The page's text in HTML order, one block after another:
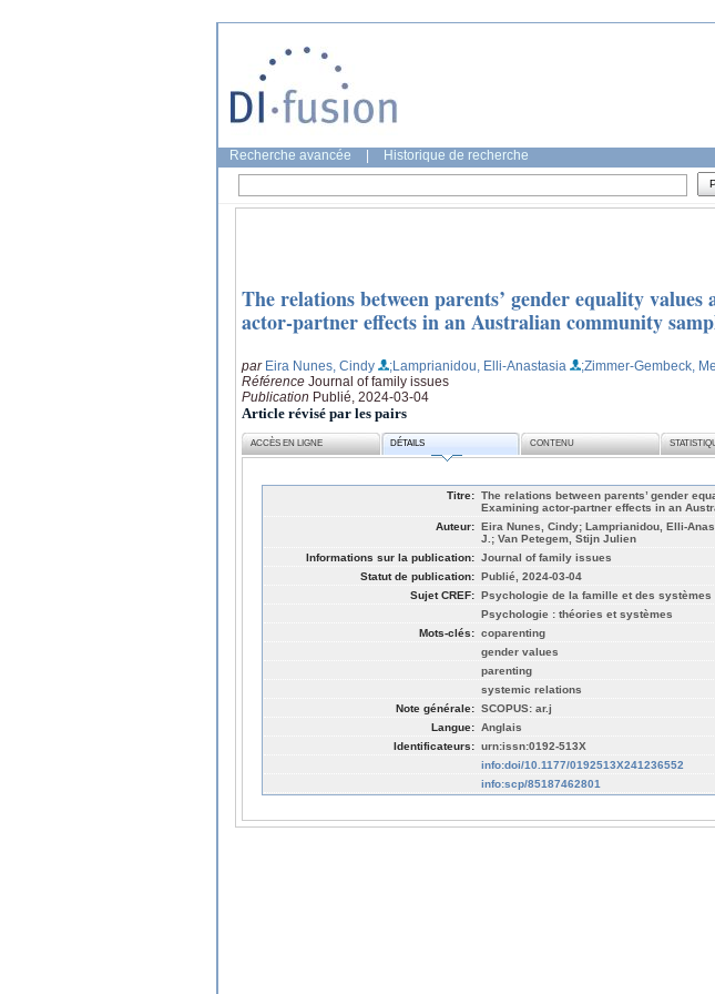
Recherche avancée Historique de recherche
The relations between parents’ gender equality
actor-partner effects in an Australian community
par Eira Nunes, Cindy ;Lamprianidou, Elli-Anastasia ;Zimmer-Gembeck,
Référence Journal of family issues
Publication Publié, 2024-03-04
Article révisé par les pairs
ACCÈS EN LIGNE DÉTAILS CONTENU
Titre: The relations between parents’ gender
Examining actor-partner effects in an
Auteur: Eira Nunes, Cindy; Lamprianidou, Elli-
J.; Van Petegem, Stijn Julien
Informations sur la publication: Journal of family issues
Statut de publication: Publié, 2024-03-04
Sujet CREF: Psychologie de la famille et des systèmes
Psychologie : théories et systèmes
Mots-clés: coparenting
gender values
parenting
systemic relations
Note générale: SCOPUS: ar.j
Langue: Anglais
Identificateurs: urn:issn:0192-513X
info:doi/10.1177/0192513X241236552
info:scp/85187462801